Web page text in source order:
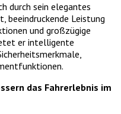
durch sein elegantes
beeindruckende Leistung
und großzügige
er intelligente
das Fahrerlebnis im